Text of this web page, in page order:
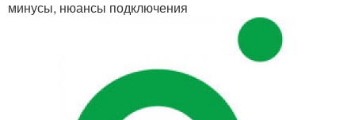
минусы, нюансы подключения